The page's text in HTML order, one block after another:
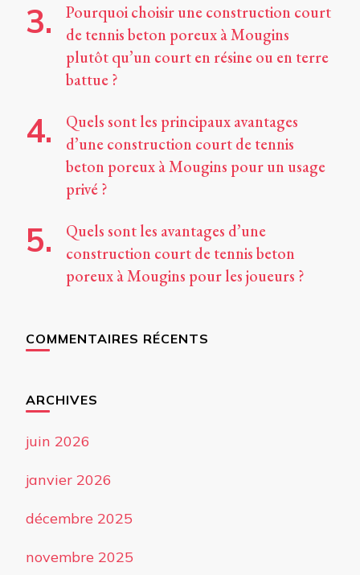
Pourquoi choisir une construction court
de tennis beton poreux à Mougins
plutôt qu’un court en résine ou en terre
battue ?
Quels sont les principaux avantages
d’une construction court de tennis
beton poreux à Mougins pour un usage
privé ?
Quels sont les avantages d’une
construction court de tennis beton
poreux à Mougins pour les joueurs ?
COMMENTAIRES RÉCENTS
ARCHIVES
juin 2026
janvier 2026
décembre 2025
novembre 2025